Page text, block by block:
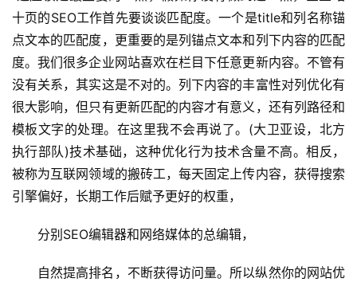
十页的SEO工作首先要谈谈匹配度。一个是title和列名称锚
点文本的匹配度，更重要的是列锚点文本和列下内容的匹配
度。我们很多企业网站喜欢在栏目下任意更新内容。不管有
没有关系，其实这是不对的。列下内容的丰富性对列优化有
很大影响，但只有更新匹配的内容才有意义，还有列路径和
模板文字的处理。在这里我不会再说了。(大卫亚设，北方
执行部队)技术基础，这种优化行为技术含量不高。相反，
被称为互联网领域的搬砖工，每天固定上传内容，获得搜索
引擎偏好，长期工作后赋予更好的权重，
分别SEO编辑器和网络媒体的总编辑，
自然提高排名，不断获得访问量。所以纵然你的网站优